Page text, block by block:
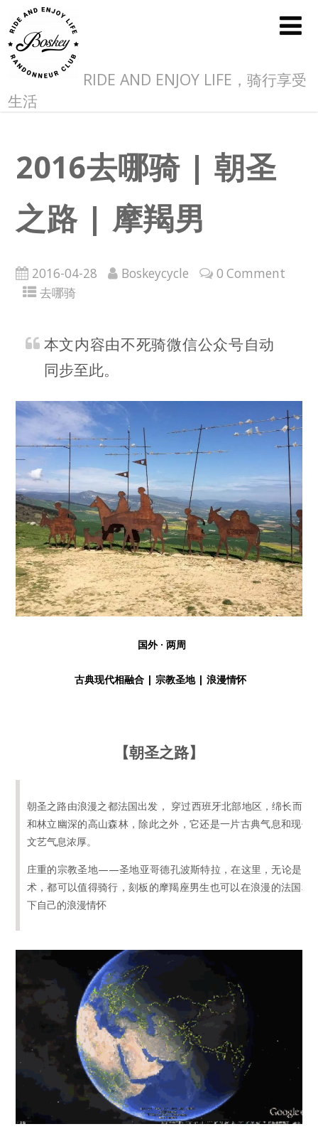
RIDE AND ENJOY LIFE，骑行享受
生活
2016去哪骑 | 朝圣
之路 | 摩羯男
2016-04-28 Boskeycycle
0 Comment
去哪骑
本文内容由不死骑微信公众号自动
同步至此。
国外 · 两周
古典现代相融合 | 宗教圣地 | 浪漫情怀
【朝圣之路】
朝圣之路由浪漫之都法国出发， 穿过西班牙北部地区，绵长而壮
和林立幽深的高山森林，除此之外，它还是一片古典气息和现代
文艺气息浓厚。
庄重的宗教圣地——圣地亚哥德孔波斯特拉，在这里，无论是自
术，都可以值得骑行，刻板的摩羯座男生也可以在浪漫的法国和
下自己的浪漫情怀